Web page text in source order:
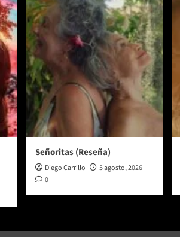
Señoritas (Reseña)
Diego Carrillo
5 agosto, 2026
0